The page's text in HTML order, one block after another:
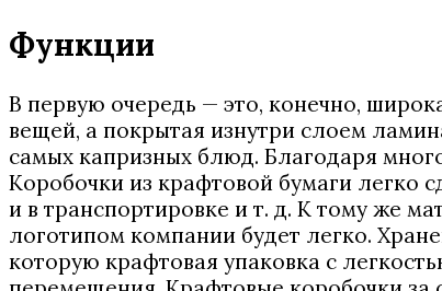
Функции
В первую очередь — это, конечно,
вещей, а покрытая изнутри слоем
самых капризных блюд. Благодаря
Коробочки из крафтовой бумаги легко
и в транспортировке и т. д. К тому же
логотипом компании будет легко.
которую крафтовая упаковка с